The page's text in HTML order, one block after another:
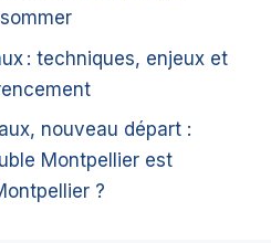
: techniques, enjeux et
nouveau départ :
Montpellier est
?